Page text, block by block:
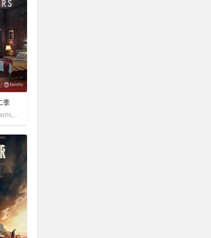
季
艾玛·伊西塔,Kyle Harris,瑞提什·拉詹,莎莉·理查德森,艾莉森·斯卡里奥缇,达蒙达尤卜